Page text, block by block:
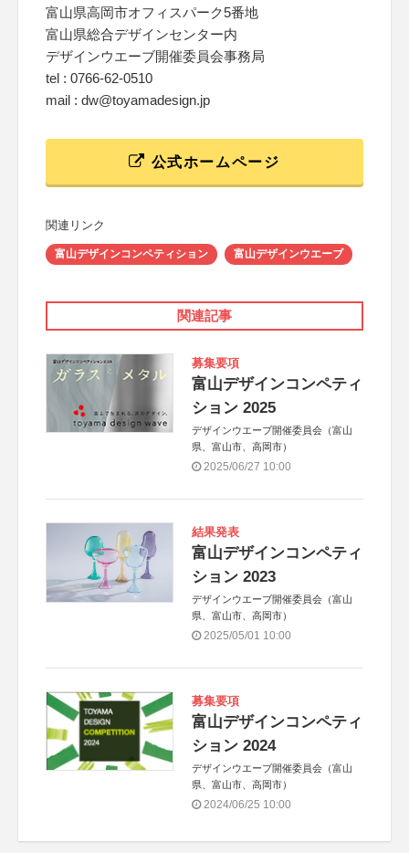
富山県高岡市オフィスパーク5番地
富山県総合デザインセンター内
デザインウエーブ開催委員会事務局
tel : 0766-62-0510
mail : dw@toyamadesign.jp
公式ホームページ
関連リンク
富山デザインコンペティション 富山デザインウエーブ
関連記事
募集要項
富山デザインコンペティ
ション 2025
デザインウエーブ開催委員会（富山
県、富山市、高岡市）
2025/06/27 10:00
結果発表
富山デザインコンペティ
ション 2023
デザインウエーブ開催委員会（富山
県、富山市、高岡市）
2025/05/01 10:00
募集要項
富山デザインコンペティ
ション 2024
デザインウエーブ開催委員会（富山
県、富山市、高岡市）
2024/06/25 10:00